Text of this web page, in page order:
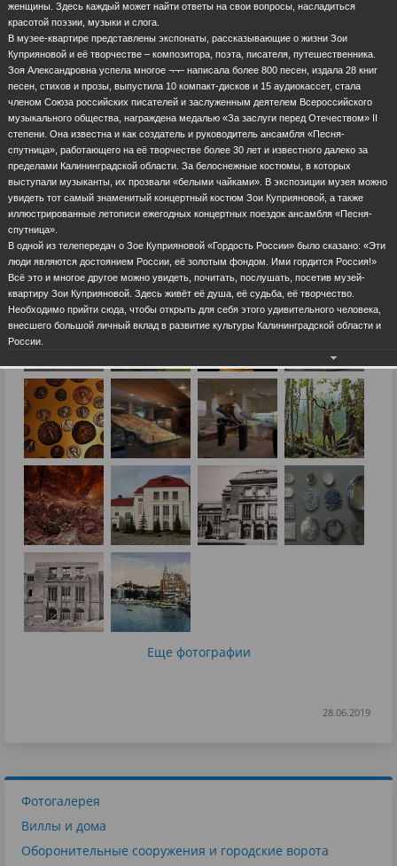
Еще фотографии
28.06.2019
Фотогалерея
Виллы и дома
Оборонительные сооружения и городские ворота
женщины. Здесь каждый может найти ответы на свои вопросы, насладиться
красотой поэзии, музыки и слога.
В музее-квартире представлены экспонаты, рассказывающие о жизни Зои
Куприяновой и её творчестве – композитора, поэта, писателя, путешественника.
Зоя Александровна успела многое ¬¬– написала более 800 песен, издала 28 книг
песен, стихов и прозы, выпустила 10 компакт-дисков и 15 аудиокассет, стала
членом Союза российских писателей и заслуженным деятелем Всероссийского
музыкального общества, награждена медалью «За заслуги перед Отечеством» II
степени. Она известна и как создатель и руководитель ансамбля «Песня-
спутница», работающего на её творчестве более 30 лет и известного далеко за
пределами Калининградской области. За белоснежные костюмы, в которых
выступали музыканты, их прозвали «белыми чайками». В экспозиции музея можно
увидеть тот самый знаменитый концертный костюм Зои Куприяновой, а также
иллюстрированные летописи ежегодных концертных поездок ансамбля «Песня-
спутница».
В одной из телепередач о Зое Куприяновой «Гордость России» было сказано: «Эти
люди являются достоянием России, её золотым фондом. Ими гордится Россия!»
Всё это и многое другое можно увидеть, почитать, послушать, посетив музей-
квартиру Зои Куприяновой. Здесь живёт её душа, её судьба, её творчество.
Необходимо прийти сюда, чтобы открыть для себя этого удивительного человека,
внесшего большой личный вклад в развитие культуры Калининградской области и
России.